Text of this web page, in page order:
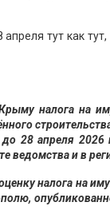
тут как
налога на
28 апреля
ведомства и в
налога на